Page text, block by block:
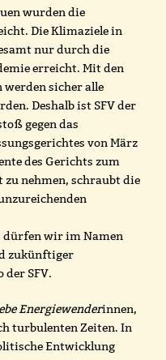
wurden die
Die Klimaziele in
nur durch die
erreicht. Mit den
werden sicher alle
Deshalb ist SFV der
gegen das
von März
des Gerichts zum
nehmen, schraubt die
dürfen wir im Namen
zukünftiger
der SFV.
Energiewenderinnen,
turbulenten Zeiten. In
Entwicklung